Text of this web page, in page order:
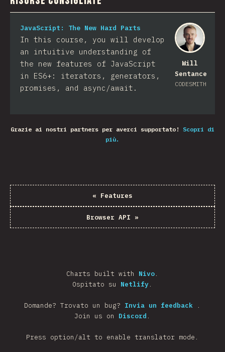
Will
Sentance
CODESMITH
JavaScript: The New Hard Parts
In this course, you will develop
an intuitive understanding of
the new features of JavaScript
in ES6+: iterators, generators,
promises, and async/await.
Grazie ai nostri partners per averci supportato!
Scopri di
più.
« Features
Browser API »
Charts built with Nivo.
Ospitato su Netlify.
Domande? Trovato un bug? Invia un feedback
.
Join us on Discord .
Press option/alt to enable translator mode.